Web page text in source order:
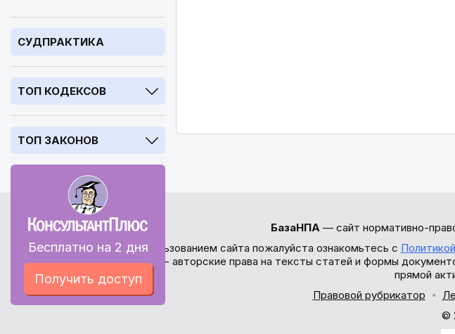
СУДПРАКТИКА
ТОП КОДЕКСОВ
ТОП ЗАКОНОВ
Бесплатно на 2 дня
Получить доступ
БазаНПА— сайт нормативно-
Перед использованием сайта пожалуйста ознакомьтесь с
внимание - авторские права на тексты статей и формы
прямой
Правовой рубрикатор
©